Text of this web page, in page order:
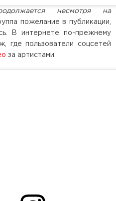
несмотря на
пожелание в публикации,
В интернете по-прежнему
где пользователи соцсетей
за артистами.